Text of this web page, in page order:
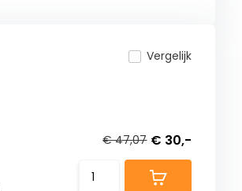
Vergelijk
€ 47,07 € 30,-